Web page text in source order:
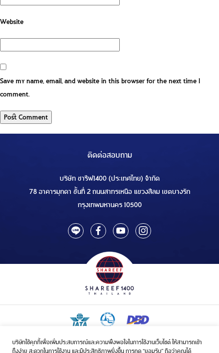
บริษัทใช้คุกกี้เพื่อเพิ่มประสบการณ์และความพึงพอใจในการใช้งานเว็บไซต์ ให้สามารถเข้า
ถึงง่าย สะดวกในการใช้งาน และมีประสิทธิภาพยิ่งขึ้น การกด “ยอมรับ” ถือว่าคุณได้
Website
Save my name, email, and website in this browser for the next time I
comment.
ติดต่อสอบถาม
บริษัท ชารีฟ1400 (ประเทศไทย) จำกัด
78 อาคารมุกดา ชั้นที่ 2 ถนนสาทรเหนือ แขวงสีลม เขตบางรัก
กรุงเทพมหานคร 10500
ใบอนุญาตเป็นผู้ประกอบกิจการรับจัดบริการขนส่งในกิจการฮัจย์เลขที่ 1/2568